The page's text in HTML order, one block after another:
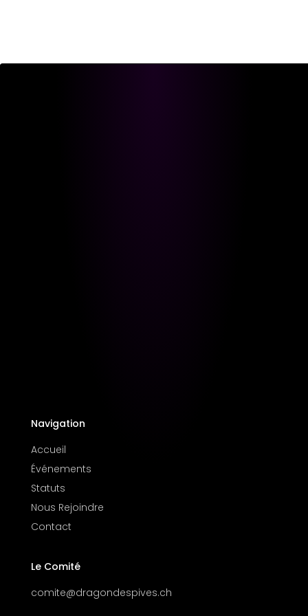
Navigation
Accueil
Événements
Statuts
Nous Rejoindre
Contact
Le Comité
comite@dragondespives.ch